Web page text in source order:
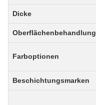
Dicke
Oberflächenbehandlung
Farboptionen
Beschichtungsmarken